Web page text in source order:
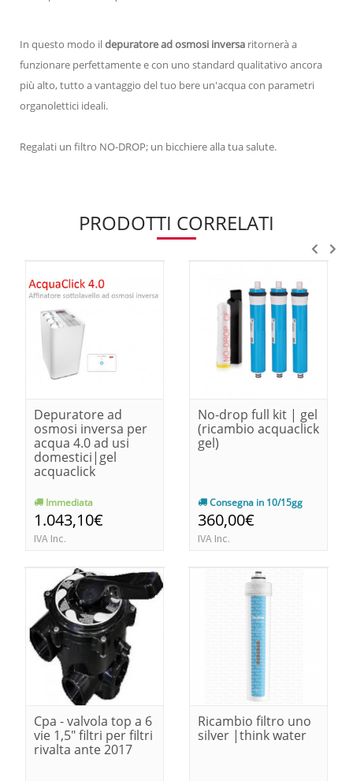
In questo modo ildepuratore ad osmosi inversa ritornerà a
funzionare perfettamente e con uno standard qualitativo ancora
più alto, tutto a vantaggio del tuo bere un'acqua con parametri
organolettici ideali.
Regalati un filtro NO-DROP; un bicchiere alla tua salute.
PRODOTTI CORRELATI
Depuratore ad
osmosi inversa per
acqua 4.0 ad usi
domestici|gel
acquaclick
Immediata
1.043,10€
IVA Inc.
No-drop full kit | gel
(ricambio acquaclick
gel)
Consegna in 10/15gg
360,00€
IVA Inc.
Cpa - valvola top a 6
vie 1,5" filtri per filtri
rivalta ante 2017
Ricambio filtro uno
silver |think water